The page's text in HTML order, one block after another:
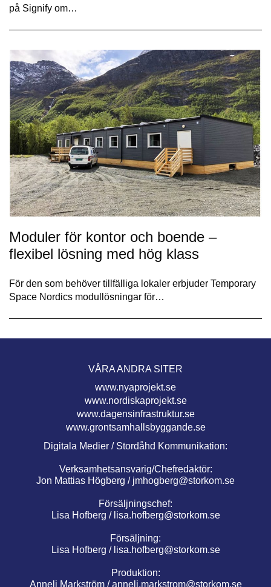
på Signify om…
Moduler för kontor och boende –
flexibel lösning med hög klass
För den som behöver tillfälliga lokaler erbjuder Temporary
Space Nordics modullösningar för…
VÅRA ANDRA SITER
www.nyaprojekt.se
www.nordiskaprojekt.se
www.dagensinfrastruktur.se
www.grontsamhallsbyggande.se
Digitala Medier / Stordåhd Kommunikation:
Verksamhetsansvarig/Chefredaktör:
Jon Mattias Högberg / jmhogberg@storkom.se
Försäljningschef:
Lisa Hofberg / lisa.hofberg@storkom.se
Försäljning:
Lisa Hofberg / lisa.hofberg@storkom.se
Produktion:
Anneli Markström /anneli.markstrom@storkom.se